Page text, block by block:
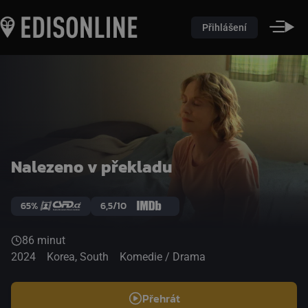
Přihlášení
Nalezeno v překladu
65% 6,5/10
86 minut
2024
Korea, South Komedie / Drama
Přehrát